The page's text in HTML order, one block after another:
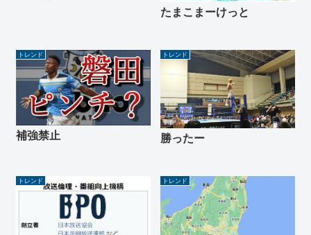
たまこまーけっと
トレンド
補強禁止
トレンド
勝ったー
トレンド トレンド